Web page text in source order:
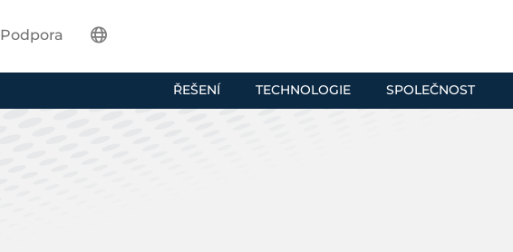
ŘEŠENÍ TECHNOLOGIE SPOLEČNOST
Podpora